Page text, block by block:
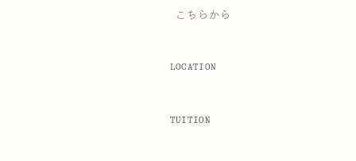
こちらから
LOCATION
TUITION